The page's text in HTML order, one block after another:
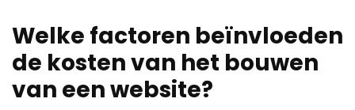
Welke factoren beïnvloeden
de kosten van het bouwen
van een website?